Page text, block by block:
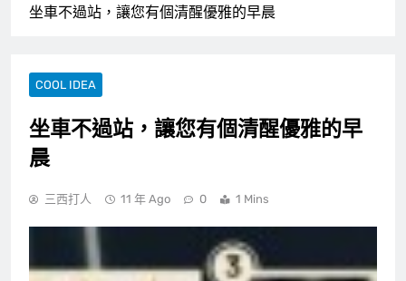
坐車不過站，讓您有個清醒優雅的早晨
COOL IDEA
坐車不過站，讓您有個清醒優雅的早
晨
三西打人 11 年 Ago 0 1 Mins